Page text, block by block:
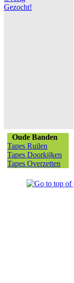
Gezocht!
Oude Banden
Tapes Ruilen
Tapes Doorkijken
Tapes Overzetten